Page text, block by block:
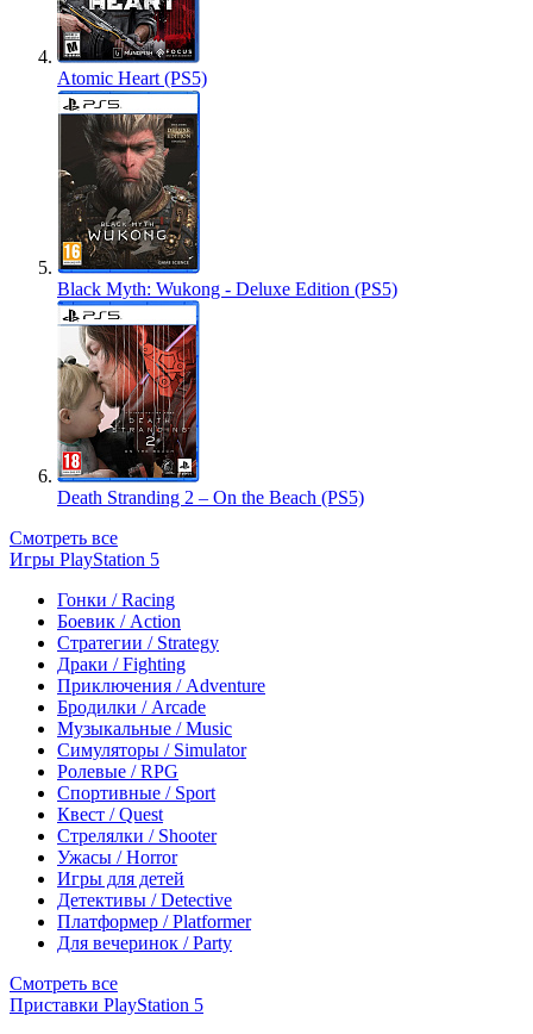
Atomic Heart (PS5)
Black Myth: Wukong - Deluxe Edition (PS5)
Death Stranding 2 – On the Beach (PS5)
Смотреть все
Игры PlayStation 5
Гонки / Racing
Боевик / Action
Стратегии / Strategy
Драки / Fighting
Приключения / Adventure
Бродилки / Arcade
Музыкальные / Music
Симуляторы / Simulator
Ролевые / RPG
Спортивные / Sport
Квест / Quest
Стрелялки / Shooter
Ужасы / Horror
Игры для детей
Детективы / Detective
Платформер / Platformer
Для вечеринок / Party
Смотреть все
Приставки PlayStation 5